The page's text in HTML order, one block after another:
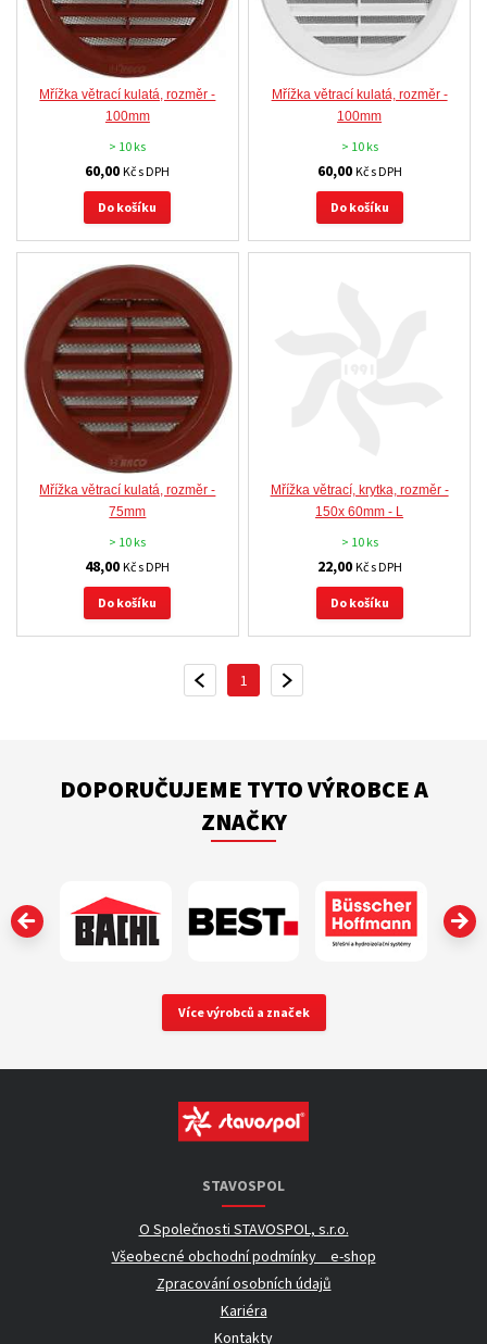
Mřížka větrací kulatá, rozměr -
100mm
> 10 ks
60,00Kč s DPH
Do košíku
Mřížka větrací kulatá, rozměr -
100mm
> 10 ks
60,00 Kč s DPH
Do košíku
Mřížka větrací kulatá, rozměr -
75mm
> 10 ks
48,00Kč s DPH
Do košíku
Mřížka větrací, krytka, rozměr -
150x 60mm - L
> 10 ks
22,00 Kč s DPH
Do košíku
PŘEDCHOZÍ
1
DOPORUČUJEME TYTO VÝROBCE A
ZNAČKY
‹
Více výrobců a značek
STAVOSPOL
O Společnosti STAVOSPOL, s.r.o.
Všeobecné obchodní podmínky _ e-shop
Zpracování osobních údajů
Kariéra
Kontakty